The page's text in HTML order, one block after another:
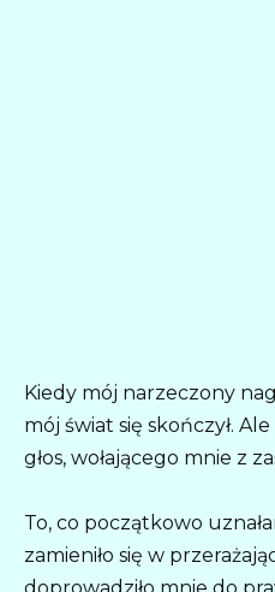
Kiedy mój narzeczony
mój świat się skończył.
głos, wołającego mnie z
To, co początkowo
zamieniło się w